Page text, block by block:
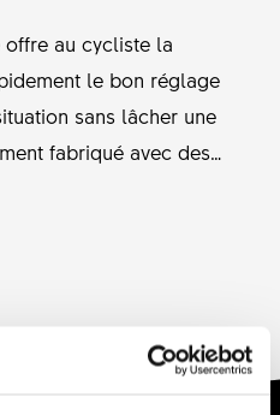
offre au cycliste la
sans lâcher une
fabriqué avec des
et acoustique précis
il se trouve. Le levier de
prévu pour les fourches